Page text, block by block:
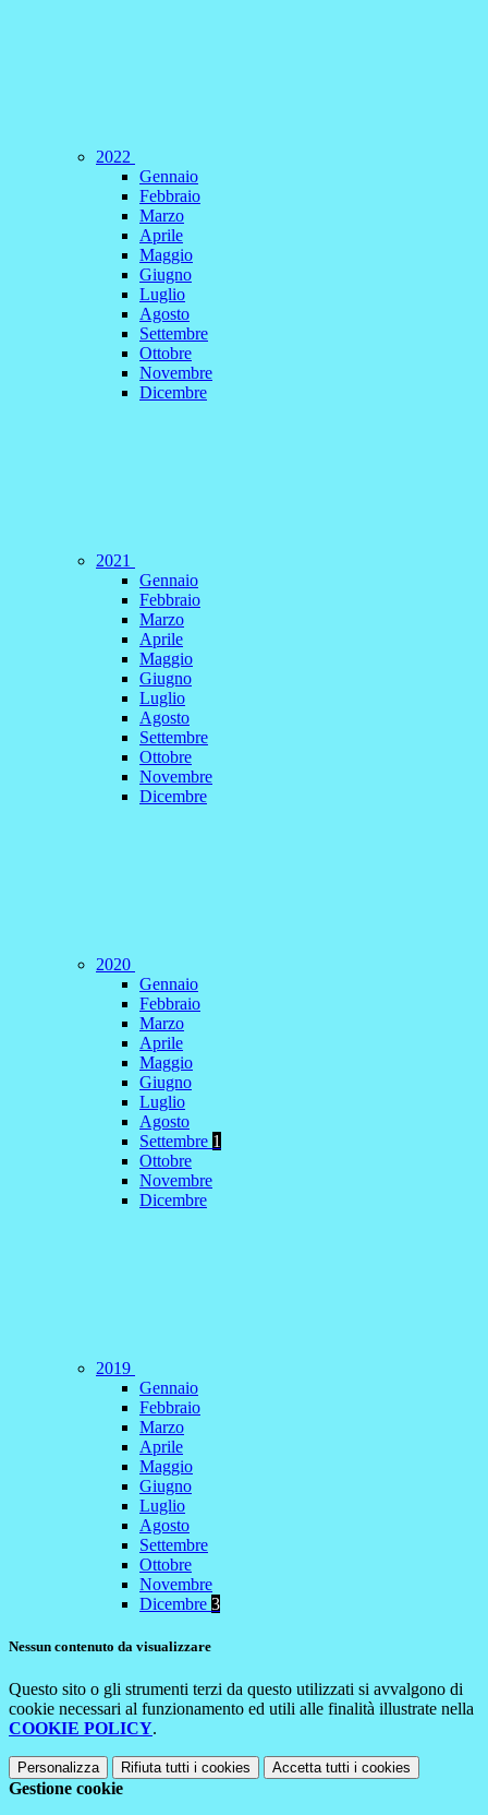
2022
Gennaio
Febbraio
Marzo
Aprile
Maggio
Giugno
Luglio
Agosto
Settembre
Ottobre
Novembre
Dicembre
2021
Gennaio
Febbraio
Marzo
Aprile
Maggio
Giugno
Luglio
Agosto
Settembre
Ottobre
Novembre
Dicembre
2020
Gennaio
Febbraio
Marzo
Aprile
Maggio
Giugno
Luglio
Agosto
Settembre 1
Ottobre
Novembre
Dicembre
2019
Gennaio
Febbraio
Marzo
Aprile
Maggio
Giugno
Luglio
Agosto
Settembre
Ottobre
Novembre
Dicembre 3
Nessun contenuto da visualizzare
Questo sito o gli strumenti terzi da questo utilizzati si avvalgono di
cookie necessari al funzionamento ed utili alle finalità illustrate nella
COOKIE POLICY.
Personalizza Rifiuta tutti i cookies Accetta tutti i cookies
Gestione cookie